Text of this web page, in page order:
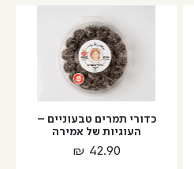
דגנים
-
העוגיות
של
אמירה
כדורי תמרים טבעוניים –
העוגיות של אמירה
₪ 42.90